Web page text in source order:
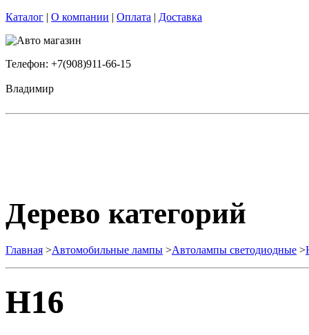
Каталог | О компании | Оплата | Доставка
Телефон: +7(908)911-66-15
Владимир
Дерево категорий
Главная >Автомобильные лампы >Автолампы светодиодные >
H16